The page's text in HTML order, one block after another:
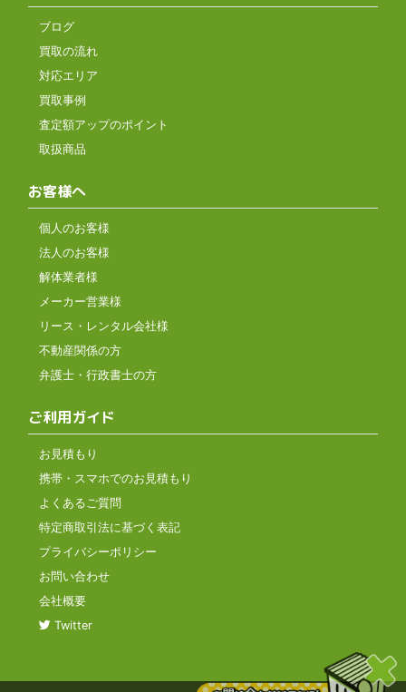
ブログ
買取の流れ
対応エリア
買取事例
査定額アップのポイント
取扱商品
お客様へ
個人のお客様
法人のお客様
解体業者様
メーカー営業様
リース・レンタル会社様
不動産関係の方
弁護士・行政書士の方
ご利用ガイド
お見積もり
携帯・スマホでのお見積もり
よくあるご質問
特定商取引法に基づく表記
プライバシーポリシー
お問い合わせ
会社概要
Twitter